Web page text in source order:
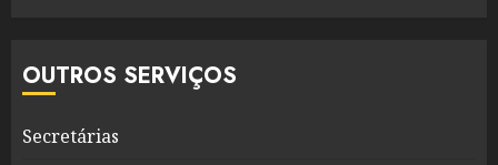
OUTROS SERVIÇOS
Secretárias